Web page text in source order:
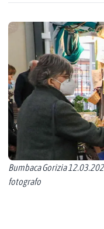
Bumbaca Gorizia
fotografo